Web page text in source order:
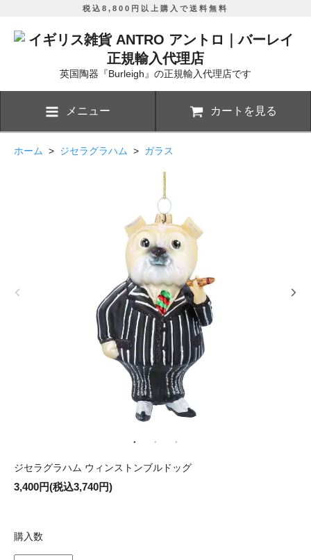
税込8,800円以上購入で送料無料
英国陶器『Burleigh』の正規輸入代理店です
メニュー カートを見る
ホーム > ジセラグラハム > ガラス
ジセラグラハム ウィンストンブルドッグ
3,400円(税込3,740円)
購入数